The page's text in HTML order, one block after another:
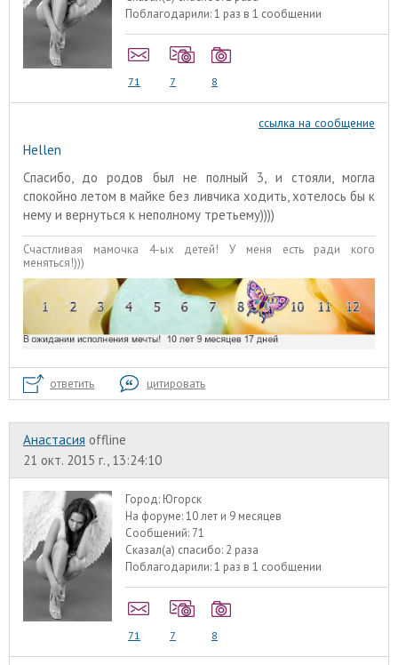
Поблагодарили:1 раз в 1 сообщении
71 7 8
ссылка на сообщение
Hellen
Спасибо, до родов был не полный 3, и стояли, могла
спокойно летом в майке без ливчика ходить, хотелось бы к
нему и вернуться к неполному третьему))))
Счастливая мамочка 4-ых детей! У меня есть ради кого
меняться!)))
ответить цитировать
Анастасия offline
21 окт. 2015 г., 13:24:10
Город: Югорск
На форуме:10 лет и 9 месяцев
Сообщений: 71
Сказал(а) спасибо: 2 раза
Поблагодарили:1 раз в 1 сообщении
71 7 8